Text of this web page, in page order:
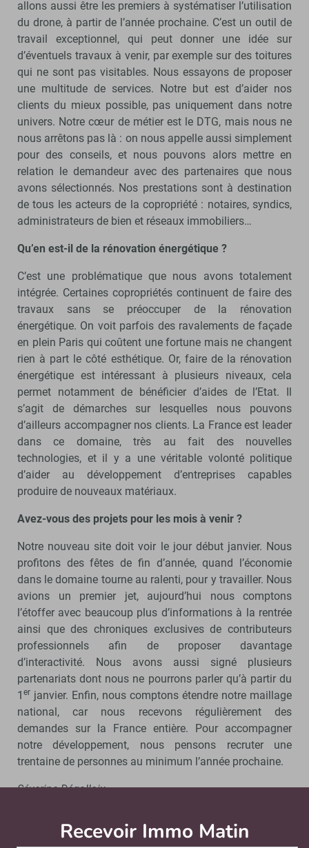
allons aussi être les premiers à systématiser l’utilisation
du drone, à partir de l’année prochaine. C’est un outil de
travail exceptionnel, qui peut donner une idée sur
d’éventuels travaux à venir, par exemple sur des toitures
qui ne sont pas visitables. Nous essayons de proposer
une multitude de services. Notre but est d’aider nos
clients du mieux possible, pas uniquement dans notre
univers. Notre cœur de métier est le DTG, mais nous ne
nous arrêtons pas là : on nous appelle aussi simplement
pour des conseils, et nous pouvons alors mettre en
relation le demandeur avec des partenaires que nous
avons sélectionnés. Nos prestations sont à destination
de tous les acteurs de la copropriété : notaires, syndics,
administrateurs de bien et réseaux immobiliers…
Qu’en est-il de la rénovation énergétique ?
C’est une problématique que nous avons totalement
intégrée. Certaines copropriétés continuent de faire des
travaux sans se préoccuper de la rénovation
énergétique. On voit parfois des ravalements de façade
en plein Paris qui coûtent une fortune mais ne changent
rien à part le côté esthétique. Or, faire de la rénovation
énergétique est intéressant à plusieurs niveaux, cela
permet notamment de bénéficier d’aides de l’Etat. Il
s’agit de démarches sur lesquelles nous pouvons
d’ailleurs accompagner nos clients. La France est leader
dans ce domaine, très au fait des nouvelles
technologies, et il y a une véritable volonté politique
d’aider au développement d’entreprises capables
produire de nouveaux matériaux.
Avez-vous des projets pour les mois à venir ?
Notre nouveau site doit voir le jour début janvier. Nous
profitons des fêtes de fin d’année, quand l’économie
dans le domaine tourne au ralenti, pour y travailler. Nous
avions un premier jet, aujourd’hui nous comptons
l’étoffer avec beaucoup plus d’informations à la rentrée
ainsi que des chroniques exclusives de contributeurs
professionnels afin de proposer davantage
d’interactivité. Nous avons aussi signé plusieurs
partenariats dont nous ne pourrons parler qu’à partir du
1 er janvier. Enfin, nous comptons étendre notre maillage
national, car nous recevons régulièrement des
demandes sur la France entière. Pour accompagner
notre développement, nous pensons recruter une
trentaine de personnes au minimum l’année prochaine.
Séverine Dégallaix
À lire aussi…
Recevoir Immo Matin